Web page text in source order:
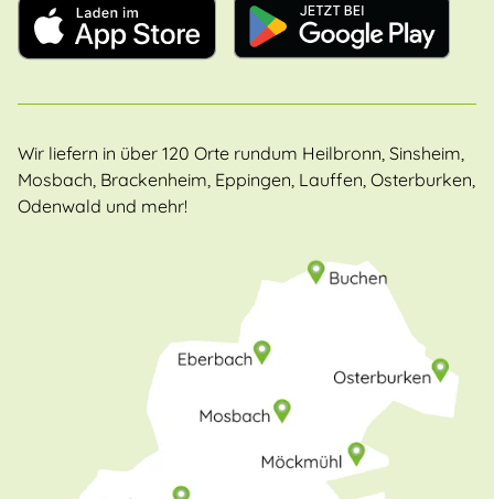
Wir liefern in über 120 Orte rundum Heilbronn, Sinsheim,
Mosbach, Brackenheim, Eppingen, Lauffen, Osterburken,
Odenwald und mehr!